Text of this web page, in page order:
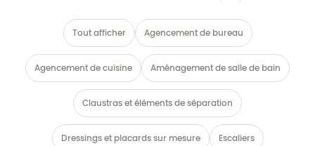
Tout afficher Agencement de bureau
Agencement de cuisine Aménagement de salle de bain
Claustras et éléments de séparation
Dressings et placards sur mesure Escaliers